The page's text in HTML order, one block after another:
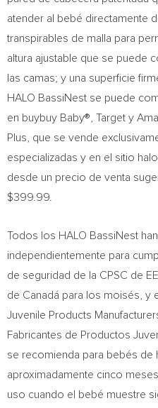
atender al bebé directamente
transpirables de malla para
altura ajustable que se puede
las camas; y una superficie
HALO BassiNest se puede
en buybuy Baby®, Target y
Plus, que se vende
especializadas y en el sitio
desde un precio de venta
$399.99
Todos los HALO BassiNest
independientemente para
de seguridad de la CPSC de
de Canadá para los moisés, y
Juvenile Products
Fabricantes de Productos
se recomienda para bebés de
aproximadamente cinco
uso cuando el bebé muestre